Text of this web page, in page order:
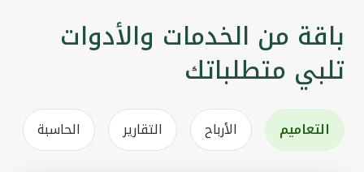
باقة من الخدمات والأدوات
تلبي متطلباتك
التعاميم الأرباح التقارير الحاسبة